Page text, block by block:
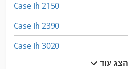
Case Ih 2150
Case Ih 2390
Case Ih 3020
הצג עוד